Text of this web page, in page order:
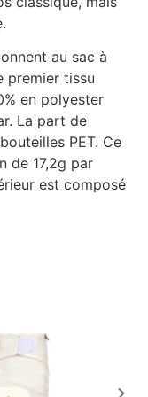
au sac à
premier tissu
en polyester
La part de
PET. Ce
de 17,2g par
est composé